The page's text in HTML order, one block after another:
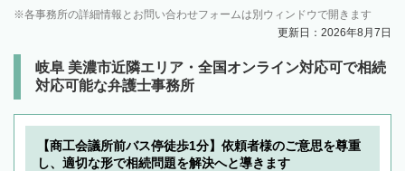
各事務所の詳細情報とお問い合わせフォームは別ウィンドウで開きます
更新日：2026年8月7日
岐阜 美濃市近隣エリア・全国オンライン対応可で相続
対応可能な弁護士事務所
【商工会議所前バス停徒歩1分】依頼者様のご意思を尊重
し、適切な形で相続問題を解決へと導きます